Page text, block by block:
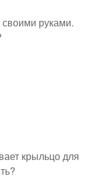
своими руками.
крыльцо для